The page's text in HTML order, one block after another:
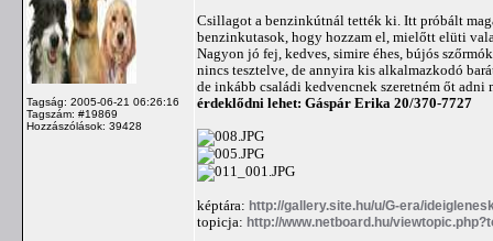
Tagság: 2005-06-21 06:26:16
Tagszám: #19869
Hozzászólások: 39428
Csillagot a benzinkútnál tették ki. Itt próbált
benzinkutasok, hogy hozzam el, mielőtt elüti
Nagyon jó fej, kedves, simire éhes, bújós
nincs tesztelve, de annyira kis alkalmazkodó
de inkább családi kedvencnek szeretném őt
érdeklődni lehet: Gáspár Erika 20/370-7727
képtára: http://gallery.site.hu/u/G-era/
topicja: http://www.netboard.hu/